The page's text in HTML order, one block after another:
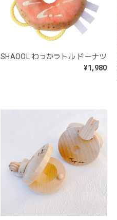
SHAOOL わっかラトル ドーナツ
¥1,980